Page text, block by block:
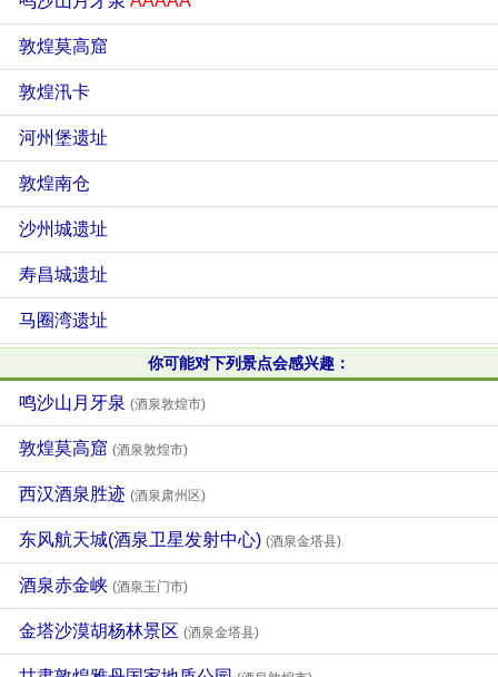
敦煌莫高窟
敦煌汛卡
河州堡遗址
敦煌南仓
沙州城遗址
寿昌城遗址
马圈湾遗址
你可能对下列景点会感兴趣：
鸣沙山月牙泉 (酒泉敦煌市)
敦煌莫高窟 (酒泉敦煌市)
西汉酒泉胜迹 (酒泉肃州区)
东风航天城(酒泉卫星发射中心) (酒泉金塔县)
酒泉赤金峡 (酒泉玉门市)
金塔沙漠胡杨林景区 (酒泉金塔县)